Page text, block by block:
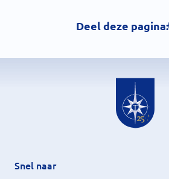
Deel deze pagina:
Snel naar